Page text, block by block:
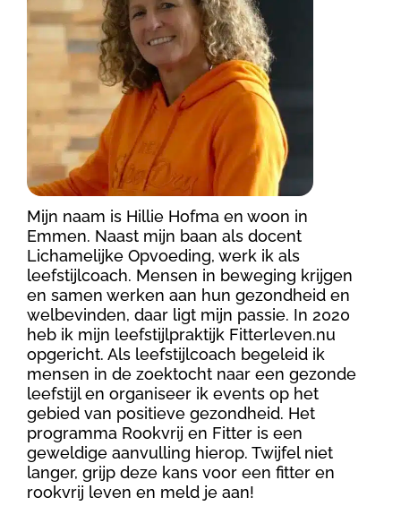
Mijn naam is Hillie Hofma en woon in
Emmen. Naast mijn baan als docent
Lichamelijke Opvoeding, werk ik als
leefstijlcoach. Mensen in beweging krijgen
en samen werken aan hun gezondheid en
welbevinden, daar ligt mijn passie. In 2020
heb ik mijn leefstijlpraktijk Fitterleven.nu
opgericht. Als leefstijlcoach begeleid ik
mensen in de zoektocht naar een gezonde
leefstijl en organiseer ik events op het
gebied van positieve gezondheid. Het
programma Rookvrij en Fitter is een
geweldige aanvulling hierop. Twijfel niet
langer, grijp deze kans voor een fitter en
rookvrij leven en meld je aan!